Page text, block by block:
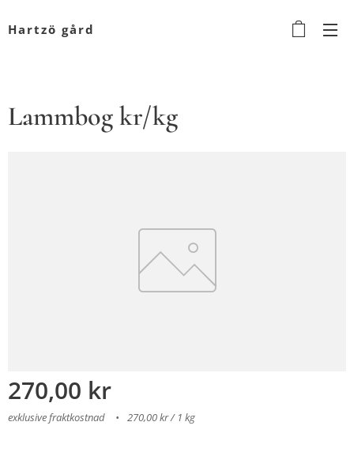
Hartzö gård
Lammbog kr/kg
270,00 kr
exklusive fraktkostnad 270,00 kr / 1 kg